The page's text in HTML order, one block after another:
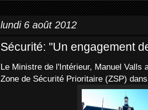
lundi 6 août 2012
Sécurité: "Un engagement
Le Ministre de l'Intérieur, Manuel Valls
Zone de Sécurité Prioritaire (ZSP)